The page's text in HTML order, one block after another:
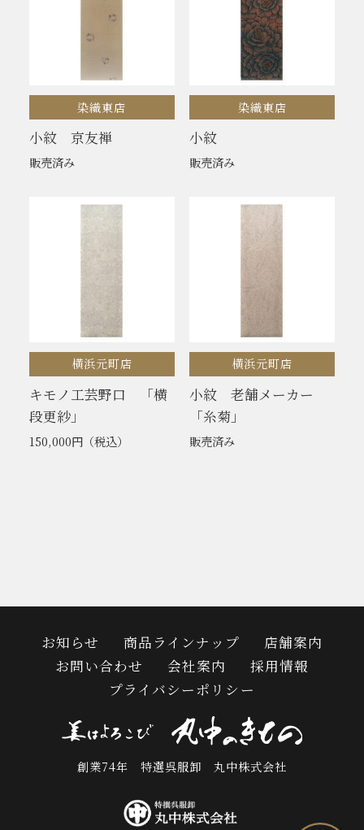
染織東店
小紋 京友禅
販売済み
染織東店
小紋
販売済み
横浜元町店
キモノ工芸野口 「横
段更紗」
150,000円（税込）
横浜元町店
小紋 老舗メーカー
「糸菊」
販売済み
お知らせ 商品ラインナップ
店舗案内
お問い合わせ
会社案内
採用情報
プライバシーポリシー
創業74年 特選呉服卸 丸中株式会社